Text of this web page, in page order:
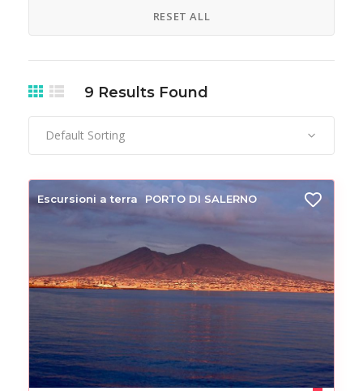
RESET ALL
9 Results Found
Default Sorting
Escursioni a terra PORTO DI SALERNO